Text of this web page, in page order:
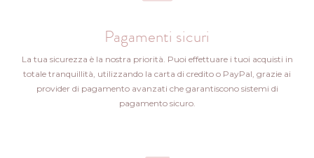
Pagamenti sicuri
La tua sicurezza è la nostra priorità. Puoi effettuare i tuoi acquisti in
totale tranquillità, utilizzando la carta di credito o PayPal, grazie ai
provider di pagamento avanzati che garantiscono sistemi di
pagamento sicuro.